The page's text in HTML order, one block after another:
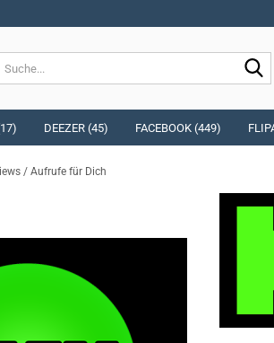
DEEZER (45) FACEBOOK (449)
/ Aufrufe für Dich